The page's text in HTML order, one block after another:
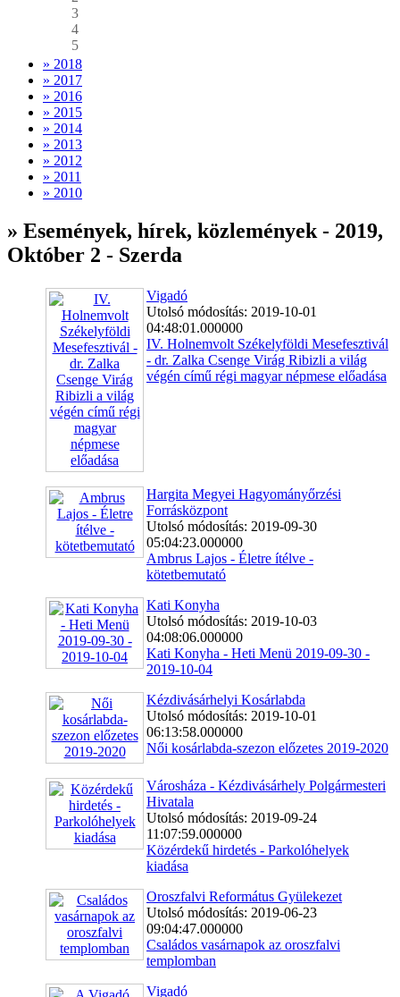
3
4
5
» 2018
» 2017
» 2016
» 2015
» 2014
» 2013
» 2012
» 2011
» 2010
» Események, hírek, közlemények - 2019,
Október 2 - Szerda
Vigadó
Utolsó módosítás: 2019-10-01
04:48:01.000000
IV. Holnemvolt Székelyföldi Mesefesztivál
- dr. Zalka Csenge Virág Ribizli a világ
végén című régi magyar népmese előadása
Hargita Megyei Hagyományőrzési
Forrásközpont
Utolsó módosítás: 2019-09-30
05:04:23.000000
Ambrus Lajos - Életre ítélve -
kötetbemutató
Kati Konyha
Utolsó módosítás: 2019-10-03
04:08:06.000000
Kati Konyha - Heti Menü 2019-09-30 -
2019-10-04
Kézdivásárhelyi Kosárlabda
Utolsó módosítás: 2019-10-01
06:13:58.000000
Női kosárlabda-szezon előzetes 2019-2020
Városháza - Kézdivásárhely Polgármesteri
Hivatala
Utolsó módosítás: 2019-09-24
11:07:59.000000
Közérdekű hirdetés - Parkolóhelyek
kiadása
Oroszfalvi Református Gyülekezet
Utolsó módosítás: 2019-06-23
09:04:47.000000
Családos vasárnapok az oroszfalvi
templomban
Vigadó